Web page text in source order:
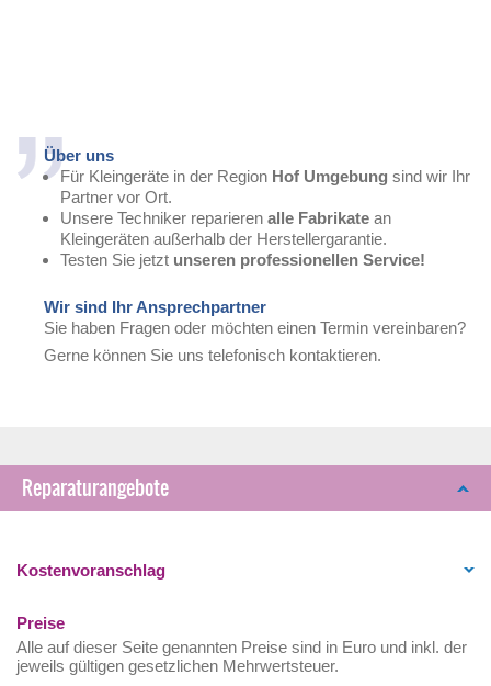
Über uns
Für Kleingeräte in der Region Hof Umgebung sind wir Ihr
Partner vor Ort.
Unsere Techniker reparieren alle Fabrikate an
Kleingeräten außerhalb der Herstellergarantie.
Testen Sie jetzt unseren professionellen Service!
Wir sind Ihr Ansprechpartner
Sie haben Fragen oder möchten einen Termin vereinbaren?
Gerne können Sie uns telefonisch kontaktieren.
Reparaturangebote
Kostenvoranschlag
Preise
Alle auf dieser Seite genannten Preise sind in Euro und inkl. der
jeweils gültigen gesetzlichen Mehrwertsteuer.